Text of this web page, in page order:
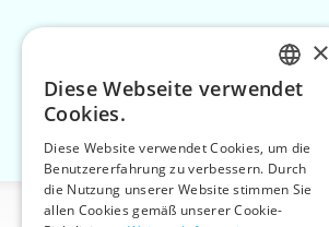
Informationen
CZECH
ENGLISH
×
Diese Webseite verwendet
Cookies.
Diese Website verwendet Cookies, um die
Benutzererfahrung zu verbessern. Durch
die Nutzung unserer Website stimmen Sie
allen Cookies gemäß unserer Cookie-